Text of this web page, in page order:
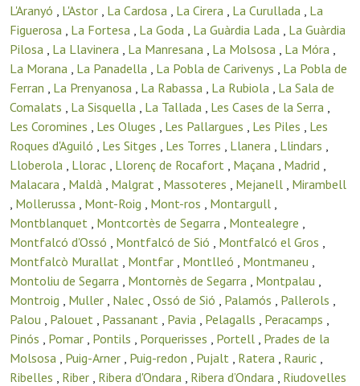
L'Aranyó , L'Astor , La Cardosa , La Cirera , La Curullada , La
Figuerosa , La Fortesa , La Goda , La Guàrdia Lada , La Guàrdia
Pilosa , La Llavinera , La Manresana , La Molsosa , La Móra ,
La Morana , La Panadella , La Pobla de Carivenys , La Pobla de
Ferran , La Prenyanosa , La Rabassa , La Rubiola , La Sala de
Comalats , La Sisquella , La Tallada , Les Cases de la Serra ,
Les Coromines , Les Oluges , Les Pallargues , Les Piles , Les
Roques d'Aguiló , Les Sitges , Les Torres , Llanera , Llindars ,
Lloberola , Llorac , Llorenç de Rocafort , Maçana , Madrid ,
Malacara , Maldà , Malgrat , Massoteres , Mejanell , Mirambell
, Mollerussa , Mont-Roig , Mont-ros , Montargull ,
Montblanquet , Montcortès de Segarra , Montealegre ,
Montfalcó d'Ossó , Montfalcó de Sió , Montfalcó el Gros ,
Montfalcò Murallat , Montfar , Montlleó , Montmaneu ,
Montoliu de Segarra , Montornès de Segarra , Montpalau ,
Montroig , Muller , Nalec , Ossó de Sió , Palamós , Pallerols ,
Palou , Palouet , Passanant , Pavia , Pelagalls , Peracamps ,
Pinós , Pomar , Pontils , Porquerisses , Portell , Prades de la
Molsosa , Puig-Arner , Puig-redon , Pujalt , Ratera , Rauric ,
Ribelles , Riber , Ribera d'Ondara , Ribera d’Ondara , Riudovelles